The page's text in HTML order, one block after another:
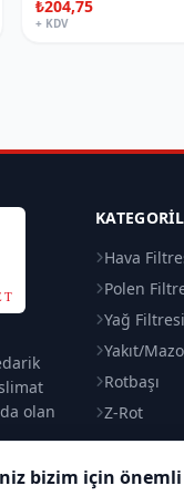
₺204,75
+ KDV
olan
Hava
Polen
Yağ Filtresi
Yakıt/
Rotbaşı
Z-Rot
bizim için önemli